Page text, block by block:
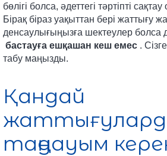
бөлігі болса, әдеттегі тәртіпті
Бірақ біраз уақыттан бері жаттығу
денсаулығыңызға шектеулер болса
бастауға ешқашан кеш емес .
табу маңызды.
Қандай
таңдауым